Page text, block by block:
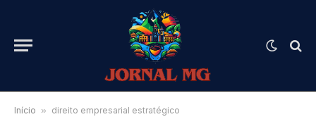
Início » direito empresarial estratégico